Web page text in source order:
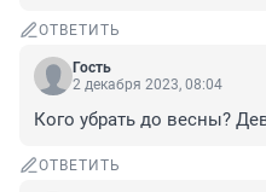
ОТВЕТИТЬ
Гость
2 декабря 2023, 08:04
Кого убрать до весны?
ОТВЕТИТЬ